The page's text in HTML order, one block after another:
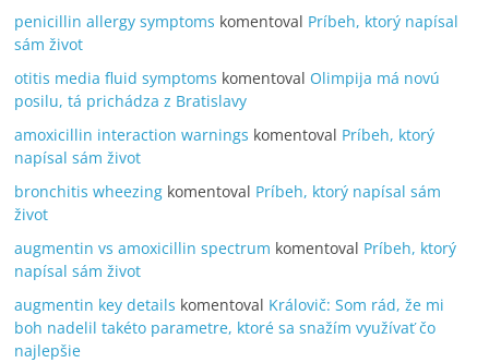
penicillin allergy symptoms komentoval Príbeh, ktorý napísal
sám život
otitis media fluid symptoms komentoval Olimpija má novú
posilu, tá prichádza z Bratislavy
amoxicillin interaction warnings komentoval Príbeh, ktorý
napísal sám život
bronchitis wheezing komentoval Príbeh, ktorý napísal sám
život
augmentin vs amoxicillin spectrum komentoval Príbeh, ktorý
napísal sám život
augmentin key details komentoval Královič: Som rád, že mi
boh nadelil takéto parametre, ktoré sa snažím využívať čo
najlepšie